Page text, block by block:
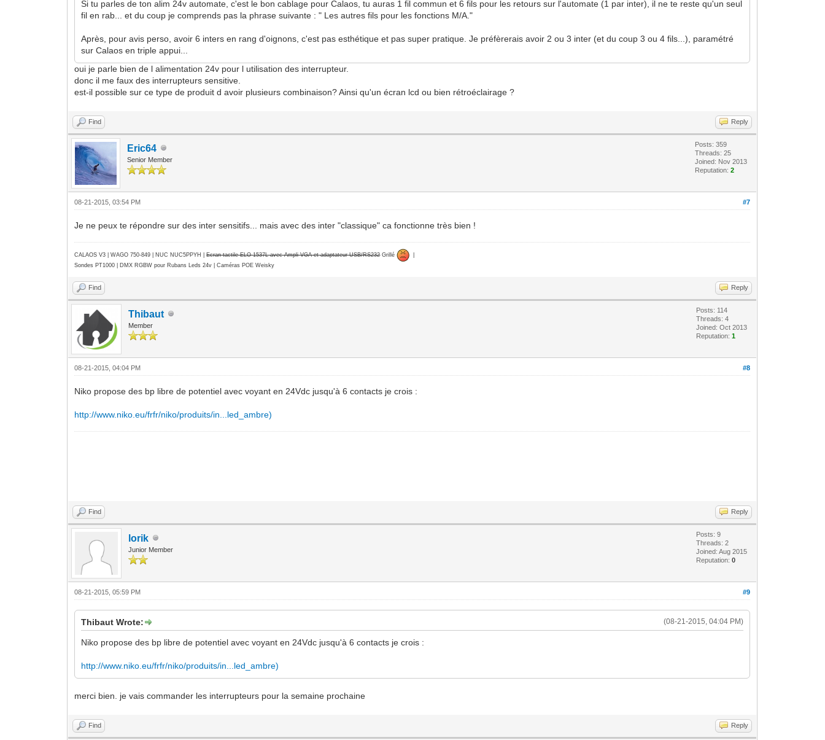
Si tu parles de ton alim 24v automate, c'est le bon cablage pour Calaos, tu auras 1 fil commun et 6 fils pour les retours sur l'automate (1 par inter), il ne te reste qu'un seul
fil en rab... et du coup je comprends pas la phrase suivante : " Les autres fils pour les fonctions M/A."
Après, pour avis perso, avoir 6 inters en rang d'oignons, c'est pas esthétique et pas super pratique. Je préfèrerais avoir 2 ou 3 inter (et du coup 3 ou 4 fils...), paramétré
sur Calaos en triple appui...
oui je parle bien de l alimentation 24v pour l utilisation des interrupteur.
donc il me faux des interrupteurs sensitive.
est-il possible sur ce type de produit d avoir plusieurs combinaison? Ainsi qu'un écran lcd ou bien rétroéclairage ?
Find Reply
Eric64
Senior Member
Posts: 359
Threads: 25
Joined: Nov 2013
Reputation:2
#7
08-21-2015, 03:54 PM
Je ne peux te répondre sur des inter sensitifs... mais avec des inter "classique" ca fonctionne très bien !
CALAOS V3 | WAGO 750-849 | NUC NUC5PPYH |Ecran tactile ELO 1537L avec Ampli VGA et adaptateur USB/RS232Grillé
Sondes PT1000 | DMX RGBW pour Rubans Leds 24v | Caméras POE Weisky
Find Reply
Thibaut
Member
Posts: 114
Threads: 4
Joined: Oct 2013
Reputation:1
#8
08-21-2015, 04:04 PM
Niko propose des bp libre de potentiel avec voyant en 24Vdc jusqu'à 6 contacts je crois :
http://www.niko.eu/frfr/niko/produits/in...led_ambre)
Find Reply
lorik
Junior Member
Posts: 9
Threads: 2
Joined: Aug 2015
Reputation:0
#9
08-21-2015, 05:59 PM
(08-21-2015, 04:04 PM)
Thibaut Wrote:
Niko propose des bp libre de potentiel avec voyant en 24Vdc jusqu'à 6 contacts je crois :
http://www.niko.eu/frfr/niko/produits/in...led_ambre)
merci bien. je vais commander les interrupteurs pour la semaine prochaine
Find Reply